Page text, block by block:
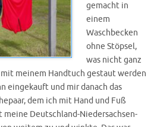
gemacht in
einem
Waschbecken
ohne Stöpsel,
was nicht ganz
mit meinem Handtuch gestaut werden
eingekauft und mir danach das
dem ich mit Hand und Fuß
Deutschland-Niedersachsen-